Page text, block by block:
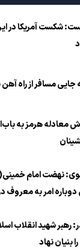
شکست آمریکا در
جایی مسافر از راه
معادله هرمز به
نهضت امام
دوباره امر به
رهبر شهید انقلاب
بنیان نهاد